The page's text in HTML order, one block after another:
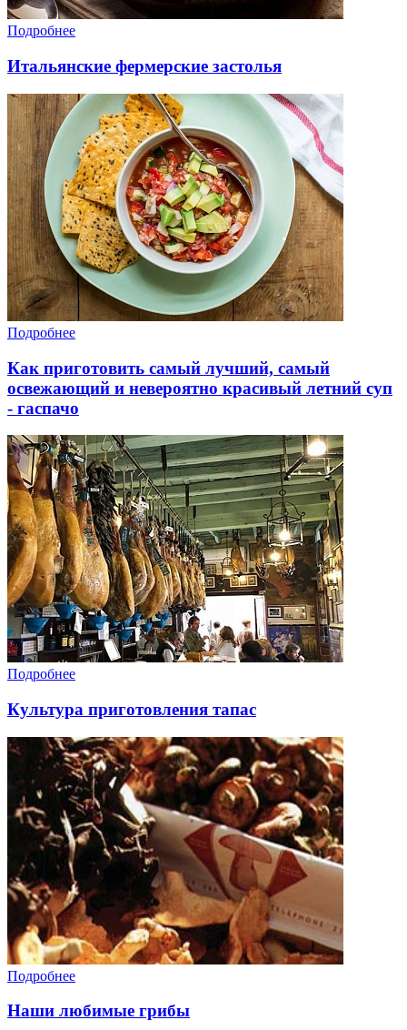
Подробнее
Итальянские фермерские застолья
Подробнее
Как приготовить самый лучший, самый
освежающий и невероятно красивый летний суп
- гаспачо
Подробнее
Культура приготовления тапас
Подробнее
Наши любимые грибы